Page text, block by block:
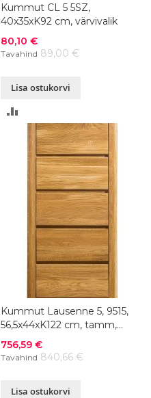
Kummut CL 5 5SZ,
40x35xK92 cm, värvivalik
Soodushind
80,10 €
Tavahind 89,00 €
Lisa ostukorvi
VÕRDLUSESSE
Kummut Lausenne 5, 9515,
56,5x44xK122 cm, tamm,
õlitatud
Soodushind
756,59 €
Tavahind 840,66 €
Lisa ostukorvi